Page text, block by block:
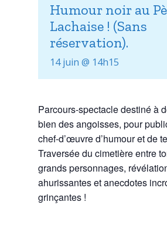
Humour noir au
Lachaise ! (Sans
réservation).
14 juin @ 14h15
Parcours-spectacle destiné à
bien des angoisses, pour
chef-d’œuvre d’humour et de
Traversée du cimetière entre
grands personnages,
ahurissantes et anecdotes
grinçantes !